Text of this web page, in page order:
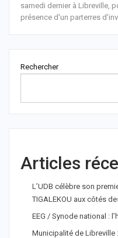
samedi dernier à Libreville,
présence d'un parterres
Rechercher
Articles
L’UDB célèbre son
TIGALEKOU aux côtés
EEG / Synode national :
Municipalité de Libreville